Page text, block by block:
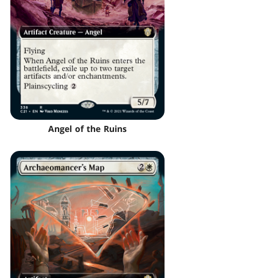
Angel of the Ruins